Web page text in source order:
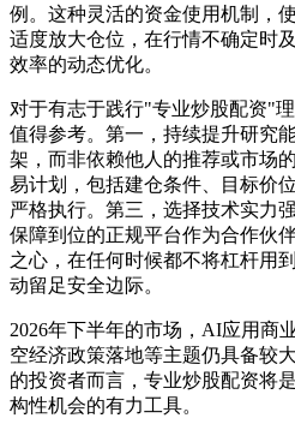
例。这种灵活的资金使用机制，
适度放大仓位，在行情不确定时
效率的动态优化。
对于有志于践行"专业炒股配资"
值得参考。第一，持续提升研究
架，而非依赖他人的推荐或市场
易计划，包括建仓条件、目标价
严格执行。第三，选择技术实力
保障到位的正规平台作为合作伙
之心，在任何时候都不将杠杆用
动留足安全边际。
2026年下半年的市场，AI应用商
空经济政策落地等主题仍具备较
的投资者而言，专业炒股配资将
构性机会的有力工具。